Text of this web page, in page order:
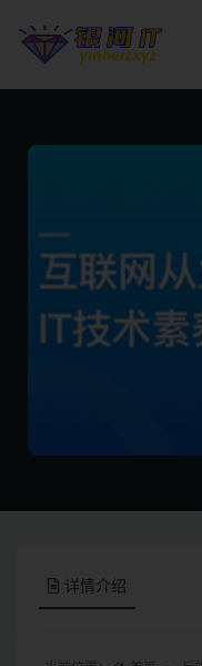
详情介绍